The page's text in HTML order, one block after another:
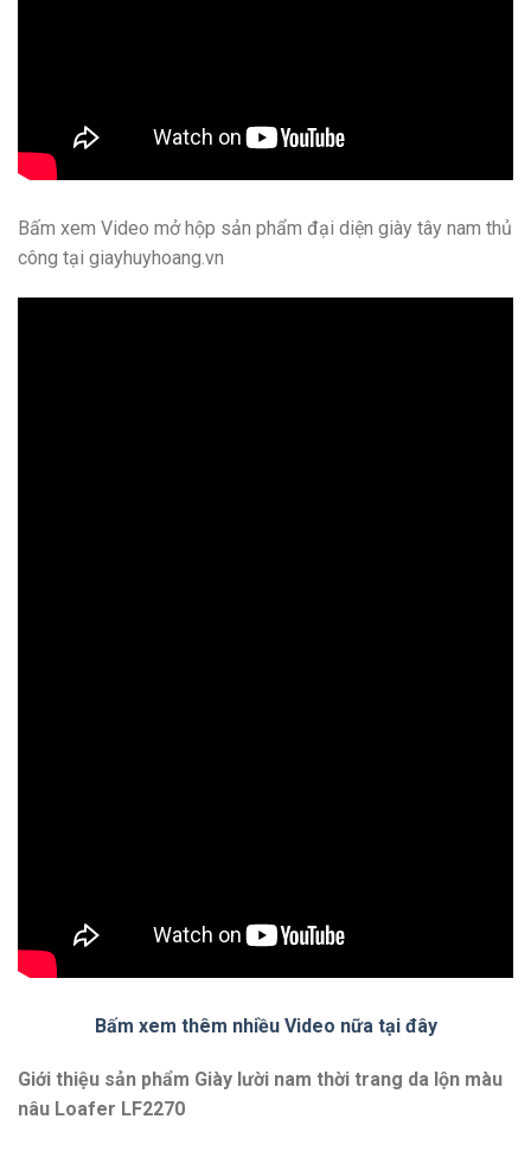
Bấm xem Video mở hộp sản phẩm đại diện giày tây nam thủ
công tại giayhuyhoang.vn
Bấm xem thêm nhiều Video nữa tại đây
Giới thiệu sản phẩm Giày lười nam thời trang da lộn màu
nâu Loafer LF2270